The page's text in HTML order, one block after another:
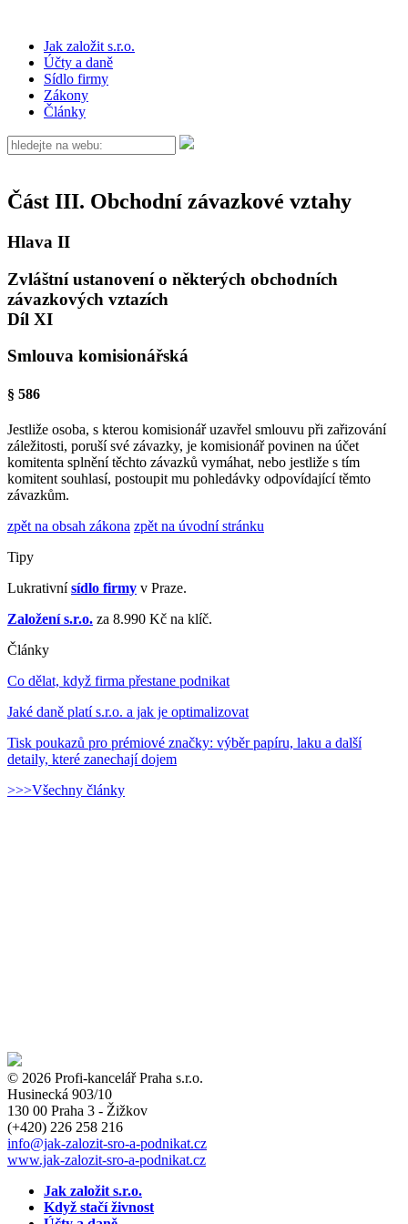
Jak založit s.r.o.
Účty a daně
Sídlo firmy
Zákony
Články
Část III. Obchodní závazkové vztahy
Hlava II
Zvláštní ustanovení o některých obchodních
závazkových vztazích
Díl XI
Smlouva komisionářská
§ 586
Jestliže osoba, s kterou komisionář uzavřel smlouvu při zařizování
záležitosti, poruší své závazky, je komisionář povinen na účet
komitenta splnění těchto závazků vymáhat, nebo jestliže s tím
komitent souhlasí, postoupit mu pohledávky odpovídající těmto
závazkům.
zpět na obsah zákona zpět na úvodní stránku
Tipy
Lukrativnísídlo firmy v Praze.
Založení s.r.o. za 8.990 Kč na klíč.
Články
Co dělat, když firma přestane podnikat
Jaké daně platí s.r.o. a jak je optimalizovat
Tisk poukazů pro prémiové značky: výběr papíru, laku a další
detaily, které zanechají dojem
>>>Všechny články
© 2026 Profi-kancelář Praha s.r.o.
Husinecká 903/10
130 00 Praha 3 - Žižkov
(+420) 226 258 216
info@jak-zalozit-sro-a-podnikat.cz
www.jak-zalozit-sro-a-podnikat.cz
Jak založit s.r.o.
Když stačí živnost